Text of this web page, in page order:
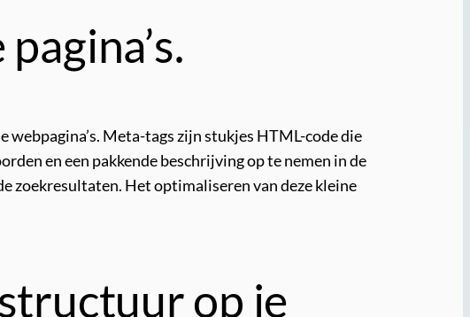
webpagina’s. Meta-tags zijn stukjes HTML-code die
en een pakkende beschrijving op te nemen in de
zoekresultaten. Het optimaliseren van deze kleine
op je